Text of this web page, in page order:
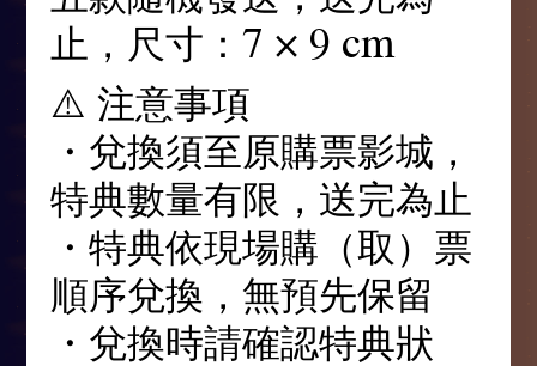
止，尺寸：7 × 9 cm
⚠️ 注意事項
・兌換須至原購票影城，
特典數量有限，送完為止
・特典依現場購（取）票
順序兌換，無預先保留
・兌換時請確認特典狀